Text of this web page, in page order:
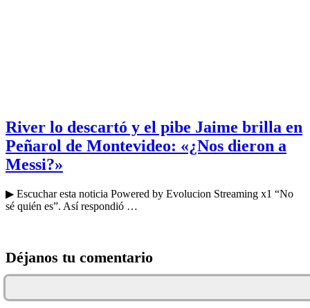
River lo descartó y el pibe Jaime brilla en
Peñarol de Montevideo: «¿Nos dieron a
Messi?»
▶ Escuchar esta noticia Powered by Evolucion Streaming x1 “No
sé quién es”. Así respondió …
Déjanos tu comentario